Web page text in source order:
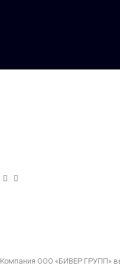
Компания ООО «БИВЕР ГРУПП»